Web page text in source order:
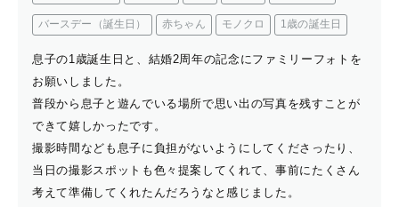
バースデー（誕生日） 赤ちゃん モノクロ 1歳の誕生日
息子の1歳誕生日と、結婚2周年の記念にファミリーフォトを
お願いしました。
普段から息子と遊んでいる場所で思い出の写真を残すことが
できて嬉しかったです。
撮影時間なども息子に負担がないようにしてくださったり、
当日の撮影スポットも色々提案してくれて、事前にたくさん
考えて準備してくれたんだろうなと感じました。